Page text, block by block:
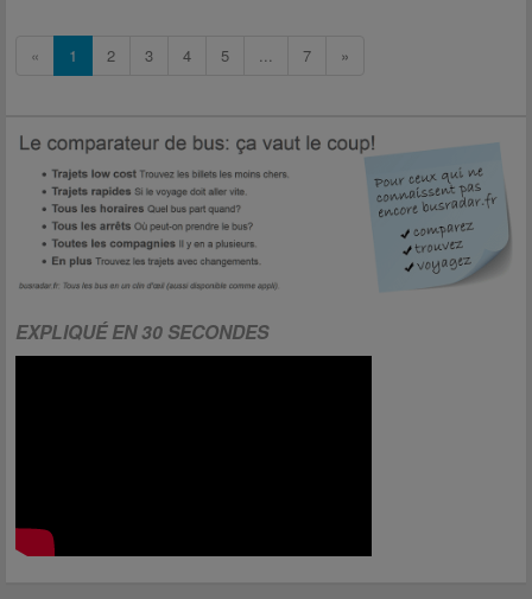
« 1 2 3 4 5 ... 7 »
EXPLIQUÉ EN 30 SECONDES